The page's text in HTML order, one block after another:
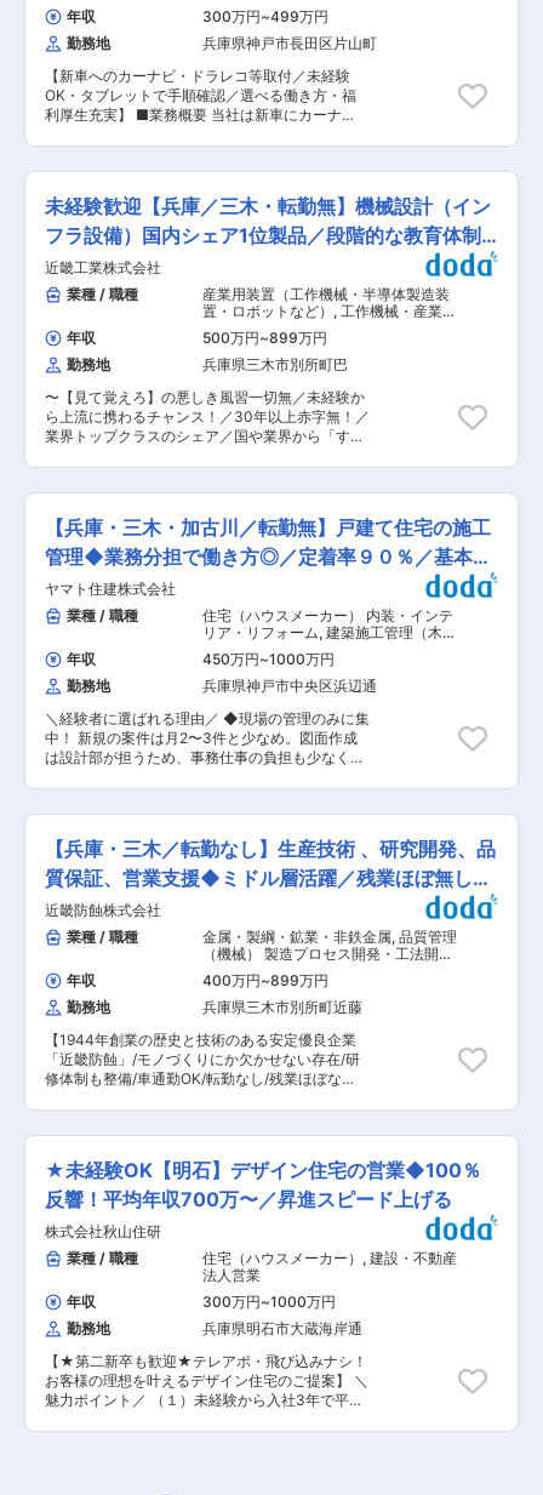
ル・環境関連機械を提供し、清掃工場やリサイク
ル施設、アスファルト道路など社会インフラを支
えています。自己資本比率62.4％、30年以上赤
字なしと財務基盤が安定しており、リサイクル市
場の拡大とともに国内外で事業を伸ばしていま
す。自ら設計した機械が工場で形になり、循環型
変更の範囲：会社の定める業務
すが基本的にチームで動きますので安心して取り
組めます。 ■組織構成： 配属部署は3名で構成さ
れており、60代、30代2名が活躍しています。中
途入社者100%で構成されており、馴染みやすい
職場環境です。実験施設の特殊性については入社
後にしっかりと学んでいただけます。 ■働き方：
実験施設内での業務が100%です。残業は月10時
間程度で、働き方改革の推進により突発的なトラ
る建築設計を実現するため、実物大の構造物で実
際の地震の揺れを再現し、壊れる過程・メカニズ
ムを科学的に分析・記録することを目的とした世
界最大級の実大三次元震動破壊実験施設（E-ディ
フェンス）が設立されました。震動実験総合エン
ジニアリング株式会社では、E-ディフェンスの運
転、維持管理を主な事業としています。 変更の範
囲：会社の定める業務
車・建機・航空機など）
年収 300万円~499万円
勤務地
兵庫県神戸市長田区片山町
【新車へのカーナビ・ドラレコ等取付／未経験
OK・タブレットで手順確認／選べる働き方・福
利厚生充実】 ■業務概要 当社は新車にカーナ
るお仕事です。未経験の方も安心して取り組める
環境で、タブレットを活用しながらマニュアルに
沿って作業を進めていただきます。 ■業務詳細
主な業務は、新車へのカーナビやETC、ドライブ
レコーダーなど各種電装品の取付と作動確認で
す。車種や機器の種類によって取付位置や手順が
異なりますが、すべての工程をタブレットで確認
しながら進められます。工具の使用経験がなくて
も、入社時に基礎から先輩社員が丁寧にサポート
しますので、安心して業務に慣れることができま
す。DIYや家具の組み立てなど、ものづくりのご
経験がある方はスムーズに習得できますが、未経
験の方でも問題ありません。 ■扱うサービス カ
ーナビ、ETC、ドライブレコーダー等の最新自動
車電装品を扱います。 ■組織構成 20代〜30代を
中心に、幅広い年齢層が活躍している職場です。
す。ものづくりが好きな方や車に興味のある方に
は特にやりがいを感じていただけます。 ■教育体
制 入社後はタブレットに格納されたマニュアルを
使い、実践的なOJTを実施。吉川センターでの研
修期間を経て現場に配属となり、研修期間は習熟
度に応じて調整します。 ■就業環境 完全週休2日
制または隔週休2日制を選択でき、プライベート
との両立が可能です。制服・工具は貸与され、動
きやすい服装で勤務できます。マイカー通勤も可
能です。 ■想定されるキャリアパス 現場での経
験を積んだ後は、リーダーや管理職へのステップ
アップも目指せます。長期的なキャリア形成をサ
ポートします。 ■企業の特徴/魅力 入社祝い金や
未経験から正社員デビューを目指せる環境です。
変更の範囲：会社の定める業務
未経験歓迎【兵庫／三木・転勤無】機械設計（イン
フラ設備）国内シェア1位製品／段階的な教育体制
で安心！
近畿工業株式会社
業種 / 職種
産業用装置（工作機械・半導体製造装
置・ロボットなど） , 工作機械・産業機
械・ロボット その他機械設計
年収 500万円~899万円
勤務地
兵庫県三木市別所町巴
〜【見て覚えろ】の悪しき風習一切無／未経験か
ら上流に携わるチャンス！／30年以上赤字無！／
業界トップクラスのシェア／国や業界から「すご
設で使われる破砕機・選別機などのリサイクル機
械のメーカーです。 本ポジションでは、機械設計
担当として1台の機械を一貫して担当します。 廃
棄物の種類や処理目的は案件ごとに異なるため、
「ただ図面を描く」のではなく、社会課題の解決
につながるモノづくりに携われる仕事です。 【自
分が設計した機械が現場で稼働し、ごみが資源へ
と生まれ変わる】 循環型社会の実現を、設計とい
う立場から支えるやりがいがあります。 ■安心の
育成体制 ・先輩設計者のアシスタントからスター
ト ・図面修正・簡単な部品設計から担当 ・段階
的にサブ担当→主担当へステップアップ 分野を超
えて相談できる体制が整っており、安心して成長
できます。 ■業務内容 （1） 先輩設計者の指示の
もと、図面作成・修正を通じて製品構成や設計の
流れを習得します。 （レイアウト図・部品図など
選別機などの基本設計・詳細設計を担当します。
（3） さらに経験を積むと、 強度計算・構造検討
などの技術検証や、 製造・調達・施工部門、協力
会社との調整にも関わります。 （4） ゆくゆく
は、 据付・試運転時の技術サポートまで含め、 1
台の機械を設計から納入まで一貫して担当します
※1案件を通して携わり、 モノづくり全体を理解
しながら成長できる設計ポジションです ■組織環
境 機械設計：10名 プラント設計：10名 電気
設計：3名 設計部門同士の距離が近く、「この場
合どう設計するのが最適か」をチームで考える文
化があります。不明点はいつでも相談しやすい環
境です！ □事業 ・自治体の清掃工場やリサイク
種環境機器・プラント設備を手がけるメーカーで
す ・経済産業省 産業技術環境局長賞 など国や
公共インフラを支える存在として高い評価を受け
ています。トップクラスのシェアを築いています
【兵庫・三木・加古川／転勤無】戸建て住宅の施工
管理◆業務分担で働き方◎／定着率９０％／基本１
９時退社
ヤマト住建株式会社
業種 / 職種
住宅（ハウスメーカー） 内装・インテ
リア・リフォーム, 建築施工管理（木
造） 建築施工管理（住宅内装・リフォ
ーム・インテリア）
年収 450万円~1000万円
勤務地
兵庫県神戸市中央区浜辺通
＼経験者に選ばれる理由／ ◆現場の管理のみに集
中！ 新規の案件は月2〜3件と少なめ。図面作成
は設計部が担うため、事務仕事の負担も少なく、
が高く裁量の大きな環境です。 ◆基本19時退社
／直行直帰OK／週休２日あり／長期休暇あり ◆
定着率90％以上／高収入／賞与最大6回 ◆受賞歴
多数！世界水準の家づくりを続ける安定企業 ■業
務内容 日本の住宅を世界基準にすることを使命
に、関東・中部・中国エリアを含め全18都道府県
まで店舗を拡大し、今後全国100店舗展開を目指
して急成長を遂げている当社にて施工管理の業務
をお任せします。 ■業務詳細 ◇営業・設計士と
施工図面をチェック ◇工事日程を決め、協力会社
（30〜40社）を手配 ◇各種申請書の作成 ◇着
工・工程・コスト・現場での安全管理 ◇竣工・自
治体および当社で行なう検査の立会い ◆各業務を
細分化しています！ 積算は積算部、設計は設計
士、インテリアはインテリアコーディネーターが
担当するので、施工管理は現場の管理に注力で
単価：約1,900万円 ・担当案件数：毎月1人2〜3
件（18〜20棟／年間） ・内勤：外勤＝４：６ ・
現場に出向くのは1現場につき週2〜3回程 ■入社
後の流れ ◆経験が浅い方も安心 当社では、先輩
がバディを組んでOJT教育を担当する『ブラザー
制度』を導入しています。 ◆始めは先輩の仕事に
同行 業務の流れや家づくりの全体的なフローを学
びます。 ◆独り立ち後 いきなり個人行動になる
わけではなく、先輩が必ず同行。まずは先輩と半
分ずつ業務を分担しながら、スムーズに業務を進
めていける環境があります。 経験の浅い方も安心
してチャレンジができる環境を整えております。
またキャリアパスについては、平均で3〜5年でブ
600万円〜1000万円を稼いでいます。 変更の範
【兵庫・三木／転勤なし】生産技術 、研究開発、品
質保証、営業支援◆ミドル層活躍／残業ほぼ無し・
土日休
近畿防蝕株式会社
業種 / 職種
金属・製綱・鉱業・非鉄金属, 品質管理
（機械） 製造プロセス開発・工法開発
（配合設計品）（塗料・接着剤など）
年収 400万円~899万円
勤務地
兵庫県三木市別所町近藤
【1944年創業の歴史と技術のある安定優良企業
「近畿防蝕」/モノづくりにか欠かせない存在/研
修体制も整備/車通勤OK/転勤なし/残業ほぼな
入社いただいた方はまず、製造からスタートし
（約1年〜2年程度）現場の作業の流れ、製造工程
の仕組みなど実務を覚えていただきます。 めっき
技術は特殊な技術となるため、現場での業務を重
視しています。 そのため、充実した研修も用意し
ており、業界が異なる方も活躍いただけるポジシ
ョンとなります。 具体的には ・設備投資：めっ
き設備、研磨機等５千万円／件 ・設備開発 や
ラインの立ち上げ ・工法開発や工程設計、設備の
設計、導入など 生産技術の一貫としてめっきの品
質保証や研究開発も行って頂き、 時には営業と協
力して業務を進める事もございます。 弊社のコア
技術に関わる重要なポジションとなります。 ■組
織体制： 現在技術部は、50代1名（技術部係長）
となっております。 全社として中途入社の方も多
く、馴染みやすい環境となります。 ■研修内容：
★未経験OK【明石】デザイン住宅の営業◆100％
反響！平均年収700万〜／昇進スピード上げる
株式会社秋山住研
業種 / 職種
住宅（ハウスメーカー） , 建設・不動産
法人営業
年収
300万円~1000万円
勤務地
兵庫県明石市大蔵海岸通
【★第二新卒も歓迎★テレアポ・飛び込みナシ！
お客様の理想を叶えるデザイン住宅のご提案】 ＼
魅力ポイント／ （１）未経験から入社3年で平均